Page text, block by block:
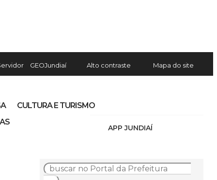
GEOJundiaí Alto contraste Mapa do site
APP JUNDIAÍ
CULTURA E TURISMO